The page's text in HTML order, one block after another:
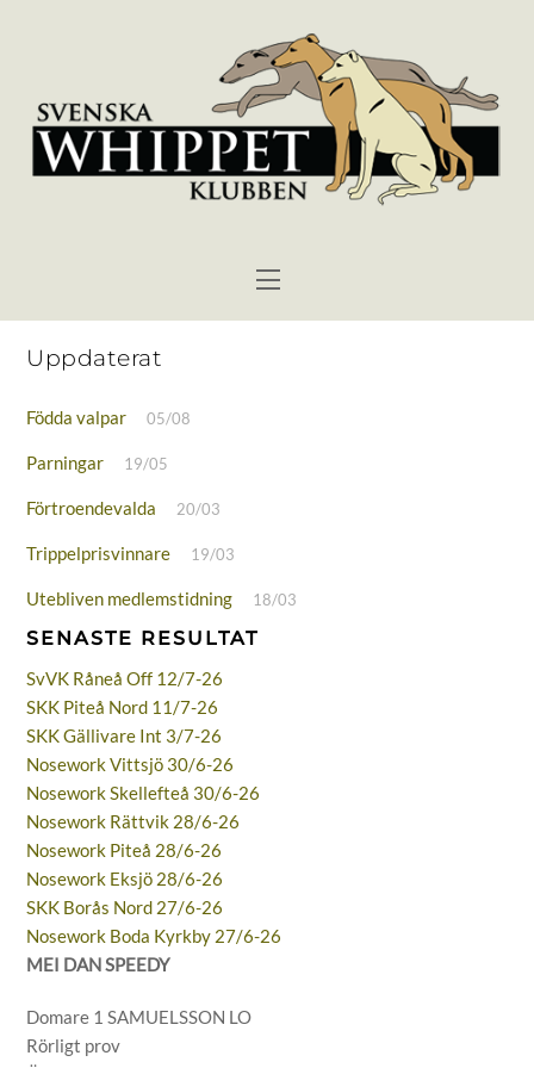
Menu
Uppdaterat
Födda valpar 05/08
Parningar 19/05
Förtroendevalda 20/03
Trippelprisvinnare 19/03
Utebliven medlemstidning 18/03
SENASTE RESULTAT
SvVK Råneå Off 12/7-26
SKK Piteå Nord 11/7-26
SKK Gällivare Int 3/7-26
Nosework Vittsjö 30/6-26
Nosework Skellefteå 30/6-26
Nosework Rättvik 28/6-26
Nosework Piteå 28/6-26
Nosework Eksjö 28/6-26
SKK Borås Nord 27/6-26
Nosework Boda Kyrkby 27/6-26
MEI DAN SPEEDY
Domare 1 SAMUELSSON LO
Rörligt prov